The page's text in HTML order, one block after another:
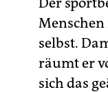
selbst.
räumt er
sich das